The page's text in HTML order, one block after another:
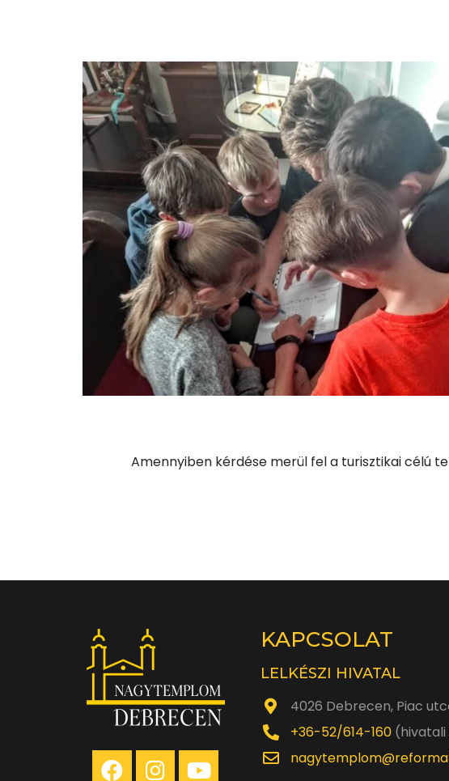
Amennyiben kérdése merül fel a turisztikai célú
KAPCSOLAT
LELKÉSZI HIVATAL
4026 Debrecen, Piac
+36-52/614-160